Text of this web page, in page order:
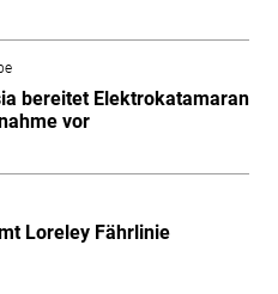
bereitet Elektrokatamaran
vor
Loreley Fährlinie